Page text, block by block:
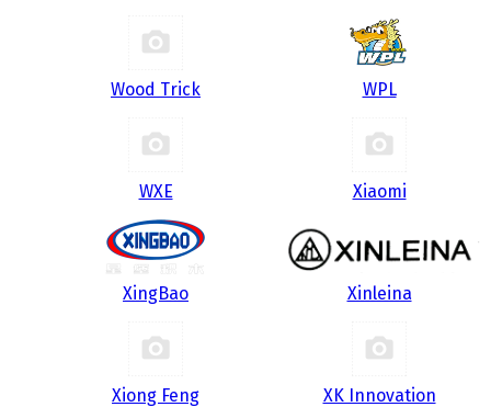
Wood Trick WPL
WXE Xiaomi
XingBao Xinleina
Xiong Feng XK Innovation